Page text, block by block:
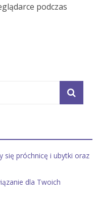
podczas
się próchnicę i ubytki oraz
dla Twoich